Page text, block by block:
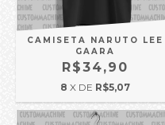
CAMISETA NARUTO LEE
GAARA
R$34,90
8 X DE R$5,07